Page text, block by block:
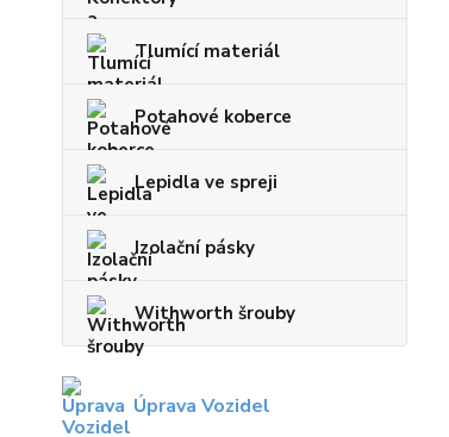
Tlumící materiál
Potahové koberce
Lepidla ve spreji
Izolační pásky
Withworth šrouby
Úprava Vozidel